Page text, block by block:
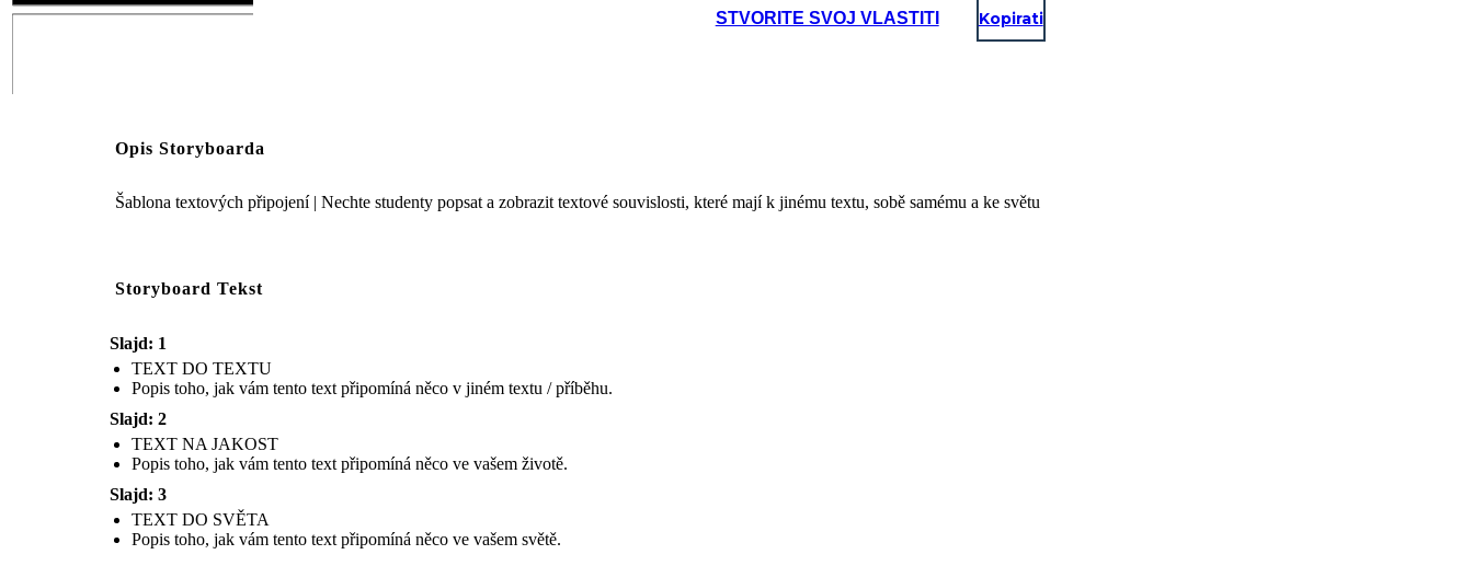
Popis toho, jak vám tento text připomíná něco
STVORITE SVOJ VLASTITI Kopirati
Opis Storyboarda
Šablona textových připojení | Nechte studenty popsat a zobrazit textové souvislosti, které mají k jinému textu, sobě samému a ke světu
Storyboard Tekst
Slajd: 1
TEXT DO TEXTU
Popis toho, jak vám tento text připomíná něco v jiném textu / příběhu.
Slajd: 2
TEXT NA JAKOST
Popis toho, jak vám tento text připomíná něco ve vašem životě.
Slajd: 3
TEXT DO SVĚTA
Popis toho, jak vám tento text připomíná něco ve vašem světě.